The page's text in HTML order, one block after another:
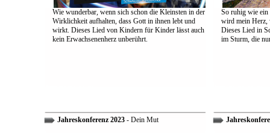
Wie wunderbar, wenn sich schon die Kleinsten in der
Wirklichkeit aufhalten, dass Gott in ihnen lebt und
wirkt. Dieses Lied von Kindern für Kinder lässt auch
kein Erwachsenenherz unberührt.
So ruhig wie ein
wird mein Herz,
Dieses Lied in
im Sturm, die
Jahreskonferenz 2023- Dein Mut